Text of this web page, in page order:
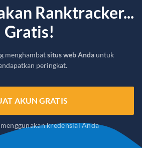
Ranktracker...
Gratis!
menghambatsitus web Andauntuk
peringkat.
AKUN GRATIS
menggunakan kredensial Anda